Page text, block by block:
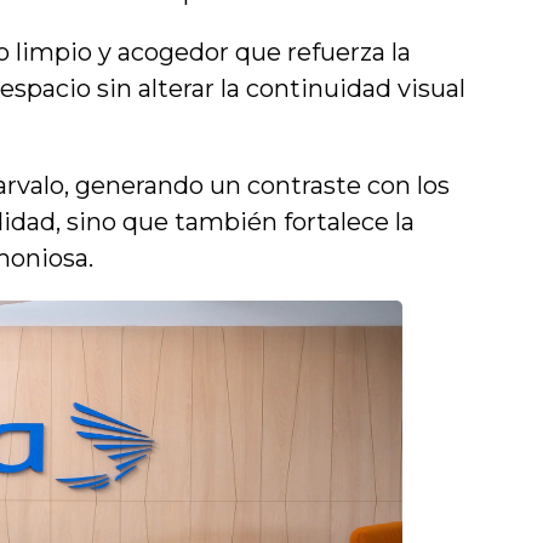
limpio y acogedor que refuerza la
sin alterar la continuidad visual
generando un contraste con los
sino que también fortalece la